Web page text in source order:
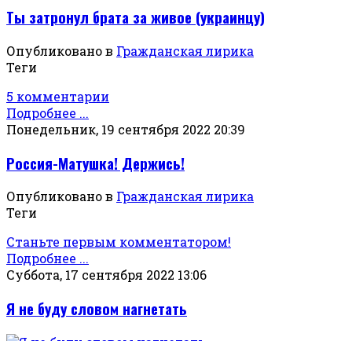
Ты затронул брата за живое (украинцу)
Опубликовано в Гражданская лирика
Теги
5 комментарии
Подробнее ...
Понедельник, 19 сентября 2022 20:39
Россия-Матушка! Держись!
Опубликовано в Гражданская лирика
Теги
Станьте первым комментатором!
Подробнее ...
Суббота, 17 сентября 2022 13:06
Я не буду словом нагнетать